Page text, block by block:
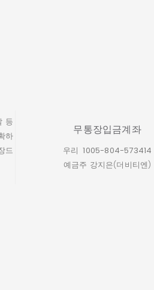
등
하
드
무통장입금계좌
우리 1005-804-573414
예금주 강지은(더비티엔)